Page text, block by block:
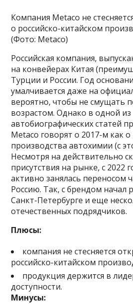
Компания Metaco не
о российско-китайском
(Фото: Metaco)
Российская компания,
на конвейерах Китая
Турции и России. Год
умалчивается даже на
вероятно, чтобы не смущать
возрастом. Однако в одной из
автобиографических статей
Metaco говорят о 2017-м как о
производства автохимии (с
Несмотря на действительно
присутствия на рынке, с 2022
активно занялась переносом
Россию. Так, с брендом начал
Санкт-Петербурге и еще
отечественных подрядчиков.
Плюсы:
компания не стесняется
российско-китайском
продукция держится в
доступности.
Минусы: